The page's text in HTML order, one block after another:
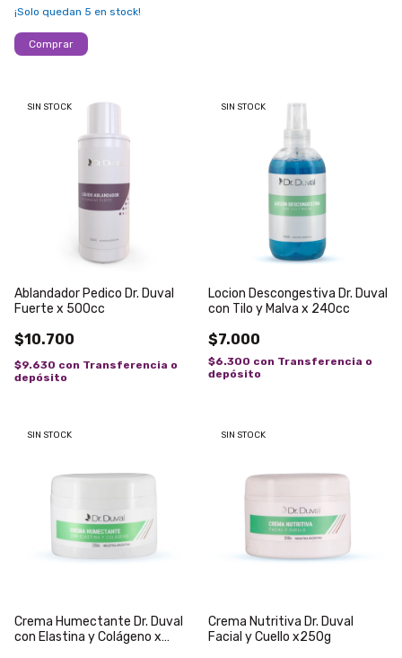
¡Solo quedan 5 en stock!
SIN STOCK
Ablandador Pedico Dr. Duval
Fuerte x 500cc
$10.700
$9.630 con Transferencia o
depósito
SIN STOCK
Locion Descongestiva Dr. Duval
con Tilo y Malva x 240cc
$7.000
$6.300 con Transferencia o
depósito
SIN STOCK
Crema Humectante Dr. Duval
con Elastina y Colágeno x
SIN STOCK
Crema Nutritiva Dr. Duval
Facial y Cuello x250g